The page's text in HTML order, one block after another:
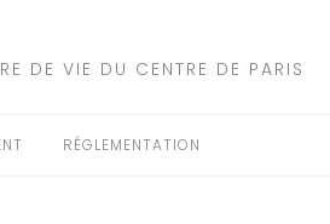
DE VIE DU CENTRE DE PARIS
RÉGLEMENTATION